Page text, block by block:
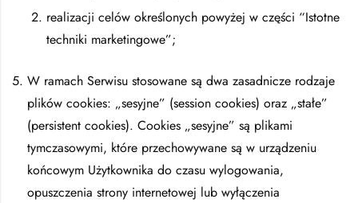
realizacji celów określonych powyżej w części “Istotne
techniki marketingowe”;
W ramach Serwisu stosowane są dwa zasadnicze rodzaje
plików cookies: „sesyjne” (session cookies) oraz „stałe”
(persistent cookies). Cookies „sesyjne” są plikami
tymczasowymi, które przechowywane są w urządzeniu
końcowym Użytkownika do czasu wylogowania,
opuszczenia strony internetowej lub wyłączenia